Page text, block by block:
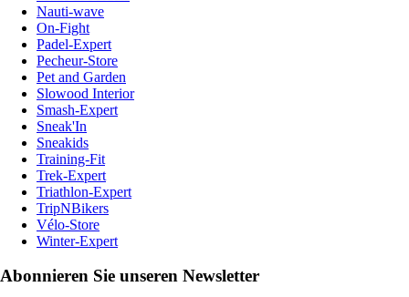
Nauti-wave
On-Fight
Padel-Expert
Pecheur-Store
Pet and Garden
Slowood Interior
Smash-Expert
Sneak'In
Sneakids
Training-Fit
Trek-Expert
Triathlon-Expert
TripNBikers
Vélo-Store
Winter-Expert
Abonnieren Sie unseren Newsletter